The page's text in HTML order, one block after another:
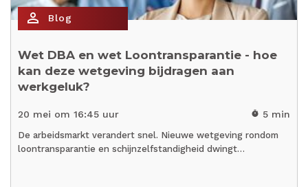
person_outline Blog
Wet DBA en wet Loontransparantie - hoe
kan deze wetgeving bijdragen aan
werkgeluk?
20 mei om 16:45 uur timer 5 min
De arbeidsmarkt verandert snel. Nieuwe wetgeving rondom
loontransparantie en schijnzelfstandigheid dwingt…